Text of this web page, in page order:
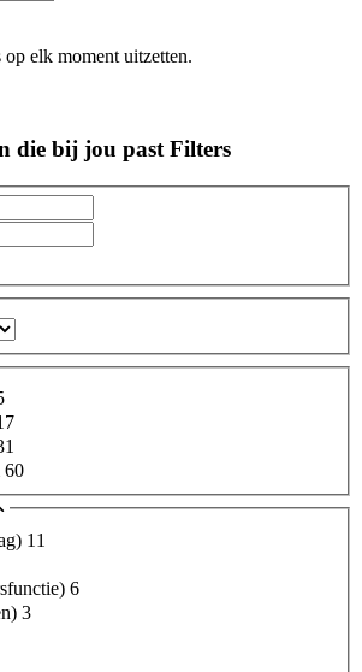
op elk moment uitzetten.
die bij jou past Filters
60
11
6
3